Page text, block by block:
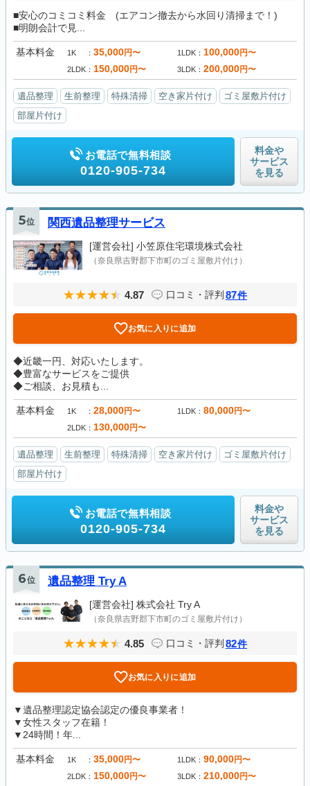
■安心のコミコミ料金 (エアコン撤去から水回り清掃まで！)
■明朗会計で見...
基本料金 1K 35,000円〜 1LDK 100,000円〜
2LDK 150,000円〜 3LDK 200,000円〜
遺品整理 生前整理 特殊清掃 空き家片付け
ゴミ屋敷片付け
部屋片付け
お電話で無料相談
0120-905-734
料金や
サービス
を見る
5位 関西遺品整理サービス
[運営会社] 小笠原住宅環境株式会社
（奈良県吉野郡下市町のゴミ屋敷片付け）
4.87 口コミ・評判 87件
お気に入りに追加
◆近畿一円、対応いたします。
◆豊富なサービスをご提供
◆ご相談、お見積も...
基本料金 1K 28,000円〜 1LDK 80,000円〜
2LDK 130,000円〜
遺品整理 生前整理 特殊清掃 空き家片付け
ゴミ屋敷片付け
部屋片付け
お電話で無料相談
0120-905-734
料金や
サービス
を見る
6位 遺品整理 Try A
[運営会社] 株式会社 Try A
（奈良県吉野郡下市町のゴミ屋敷片付け）
4.85 口コミ・評判 82件
お気に入りに追加
▼遺品整理認定協会認定の優良事業者！
▼女性スタッフ在籍！
▼24時間！年...
基本料金 1K 35,000円〜 1LDK 90,000円〜
2LDK 150,000円〜 3LDK 210,000円〜